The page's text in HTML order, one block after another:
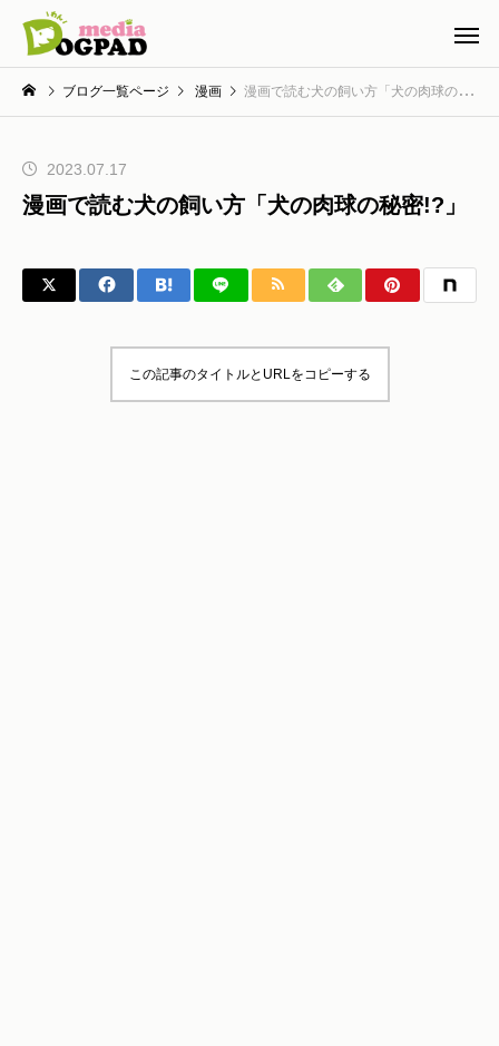
ブログ一覧ページ 漫画 漫画で読む犬の飼い方「犬の肉球の秘密!?」
2023.07.17
漫画で読む犬の飼い方「犬の肉球の秘密!?」
この記事のタイトルとURLをコピーする